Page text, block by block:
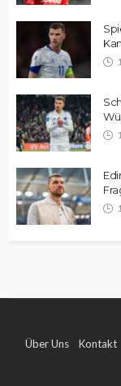
Über Uns Kontakt